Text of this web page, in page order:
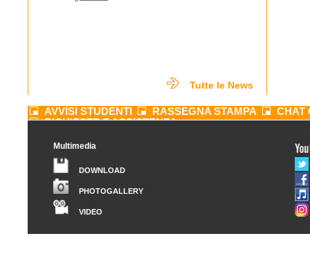
Tutte le News
AVVISI STUDENTI RASSEGNA STAMPA
CHAT
RICHIESTE E ASSISTENZA
Multimedia
DOWNLOAD
PHOTOGALLERY
VIDEO